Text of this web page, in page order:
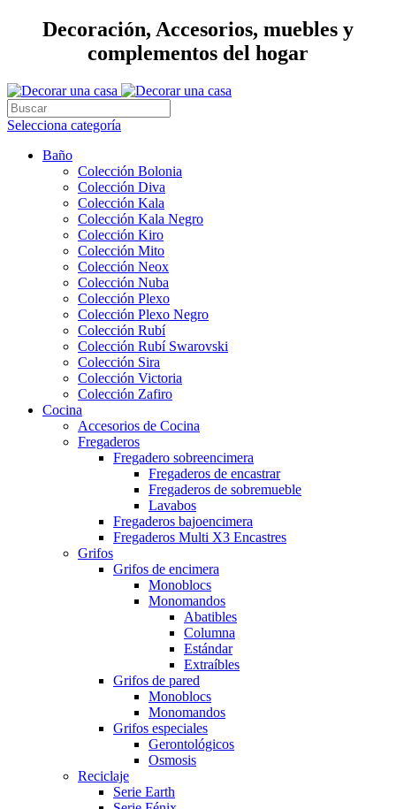
Decoración, Accesorios, muebles y
complementos del hogar
Selecciona categoría
Baño
Colección Bolonia
Colección Diva
Colección Kala
Colección Kala Negro
Colección Kiro
Colección Mito
Colección Neox
Colección Nuba
Colección Plexo
Colección Plexo Negro
Colección Rubí
Colección Rubí Swarovski
Colección Sira
Colección Victoria
Colección Zafiro
Cocina
Accesorios de Cocina
Fregaderos
Fregadero sobreencimera
Fregaderos de encastrar
Fregaderos de sobremueble
Lavabos
Fregaderos bajoencimera
Fregaderos Multi X3 Encastres
Grifos
Grifos de encimera
Monoblocs
Monomandos
Abatibles
Columna
Estándar
Extraíbles
Grifos de pared
Monoblocs
Monomandos
Grifos especiales
Gerontológicos
Osmosis
Reciclaje
Serie Earth